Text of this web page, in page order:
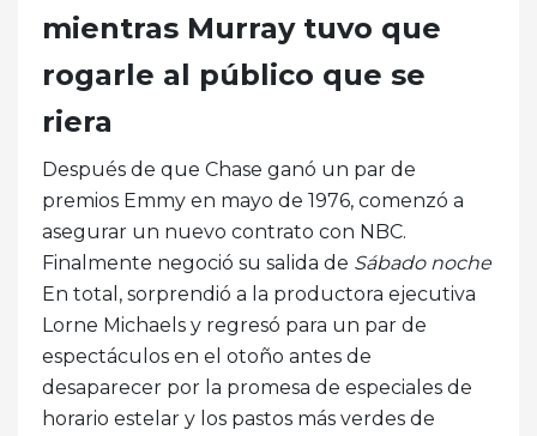
mientras Murray tuvo que
rogarle al público que se
riera
Después de que Chase ganó un par de
premios Emmy en mayo de 1976, comenzó a
asegurar un nuevo contrato con NBC.
Finalmente negoció su salida de Sábado noche
En total, sorprendió a la productora ejecutiva
Lorne Michaels y regresó para un par de
espectáculos en el otoño antes de
desaparecer por la promesa de especiales de
horario estelar y los pastos más verdes de